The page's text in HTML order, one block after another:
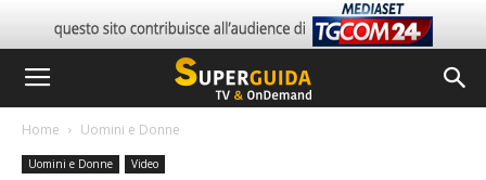
Home Uomini e Donne
Uomini e Donne Video